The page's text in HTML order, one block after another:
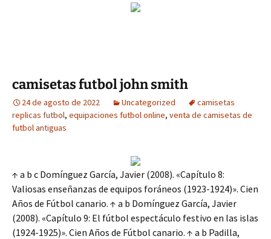
camisetas futbol john smith
24 de agosto de 2022 Uncategorized
camisetas
replicas futbol, equipaciones futbol online, venta de camisetas de
futbol antiguas
↑ a b c Domínguez García, Javier (2008). «Capítulo 8:
Valiosas enseñanzas de equipos foráneos (1923-1924)». Cien
Años de Fútbol canario. ↑ a b Domínguez García, Javier
(2008). «Capítulo 9: El fútbol espectáculo festivo en las islas
(1924-1925)». Cien Años de Fútbol canario. ↑ a b Padilla,